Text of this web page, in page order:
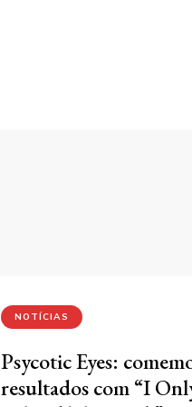
NOTÍCIAS
Psycotic Eyes:
resultados com “I